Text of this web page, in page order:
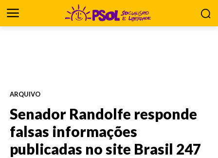
ARQUIVO
Senador Randolfe responde
falsas informações
publicadas no site Brasil 247